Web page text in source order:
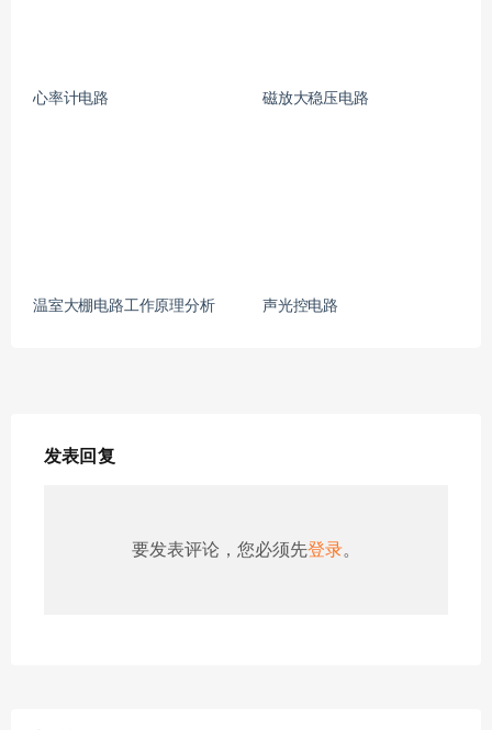
心率计电路 磁放大稳压电路
温室大棚电路工作原理分析 声光控电路
发表回复
要发表评论，您必须先登录。